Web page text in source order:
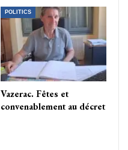
POLITICS
Vazerac. Fêtes et
convenablement au décret